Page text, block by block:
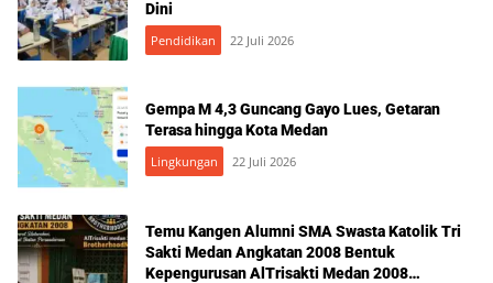
Dini
Pendidikan 22 Juli 2026
Gempa M 4,3 Guncang Gayo Lues, Getaran
Terasa hingga Kota Medan
Lingkungan 22 Juli 2026
Temu Kangen Alumni SMA Swasta Katolik Tri
Sakti Medan Angkatan 2008 Bentuk
Kepengurusan AlTrisakti Medan 2008